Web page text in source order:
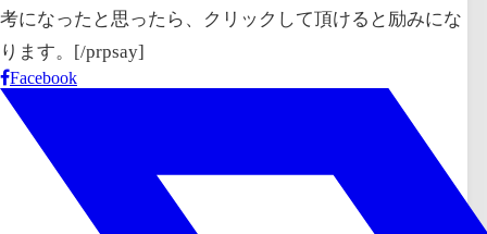
考になったと思ったら、クリックして頂けると励みにな
ります。[/prpsay]
Facebook